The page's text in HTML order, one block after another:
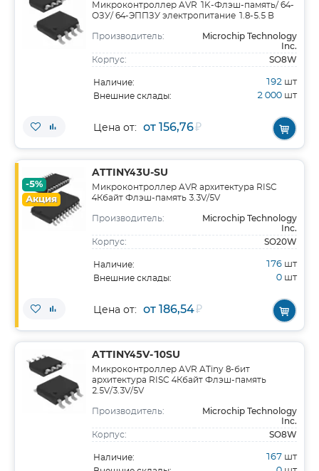
Микроконтроллер AVR 1K-Флэш-память/ 64-
ОЗУ/ 64-ЭППЗУ электропитание 1.8-5.5 В
Производитель:
Microchip Technology
Inc.
Корпус: SO8W
Наличие: 192 шт
Внешние склады: 2 000 шт
Цена от: от 156,76₽
-5%
Акция
ATTINY43U-SU
Микроконтроллер AVR архитектура RISC
4Кбайт Флэш-память 3.3V/5V
Производитель:
Microchip Technology
Inc.
Корпус: SO20W
Наличие: 176 шт
Внешние склады: 0 шт
Цена от: от 186,54₽
ATTINY45V-10SU
Микроконтроллер AVR ATiny 8-бит
архитектура RISC 4Кбайт Флэш-память
2.5V/3.3V/5V
Производитель:
Microchip Technology
Inc.
Корпус: SO8W
Наличие: 167 шт